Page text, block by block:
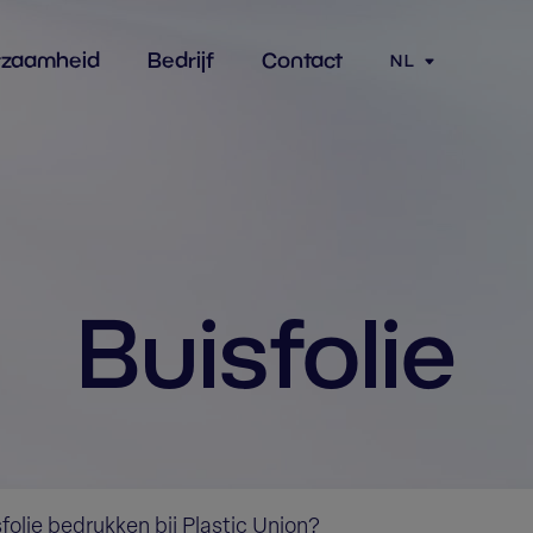
Bedrijf Contact NL
Buisfolie
bedrukken bij Plastic Union?